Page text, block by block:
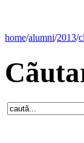
home/alumni/2013/